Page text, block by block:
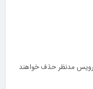
مدنظر حذف خواهند